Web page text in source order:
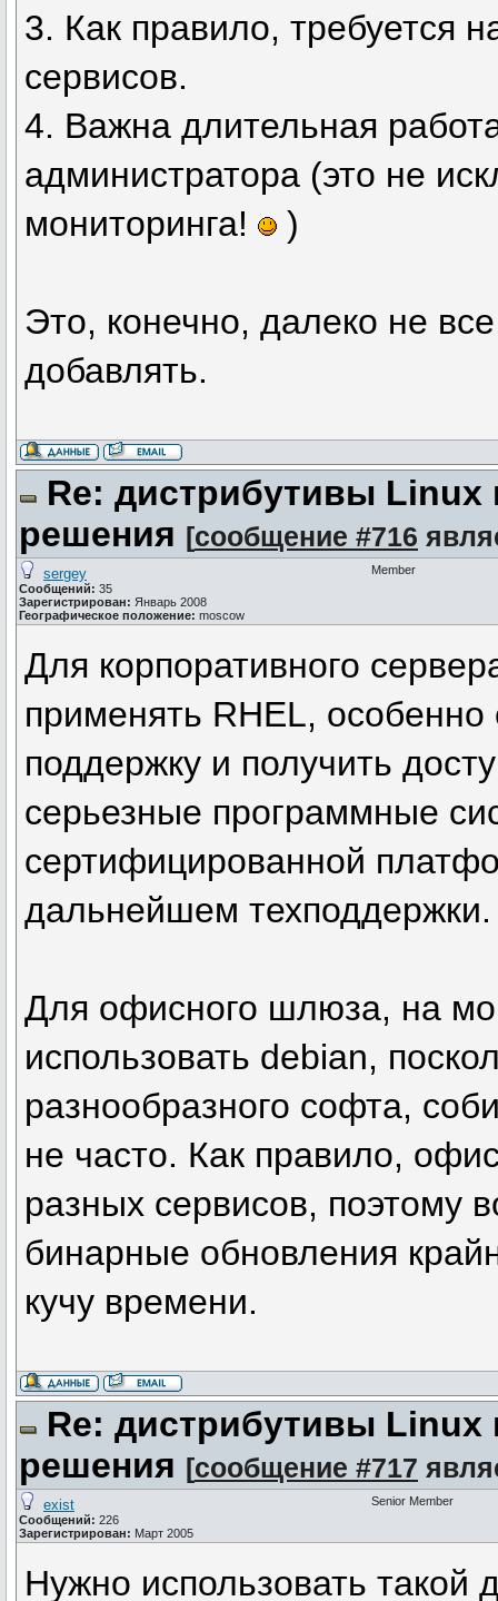
3. Как правило, требуется
сервисов.
4. Важна длительная
администратора (это не
мониторинга!
)
Это, конечно, далеко не
добавлять.
Re: дистрибутивы Linux
решения [сообщение #716
sergey
Сообщений: 35
Зарегистрирован: Январь 2008
Географическое положение: moscow
Member
Для корпоративного
применять RHEL,
поддержку и получить
серьезные программные
сертифицированной
дальнейшем
Для офисного шлюза, на
использовать debian,
разнообразного софта,
не часто. Как правило,
разных сервисов, поэтому
бинарные обновления
кучу времени.
Re: дистрибутивы Linux
решения [сообщение #717
exist
Сообщений: 226
Зарегистрирован: Март 2005
Senior Member
Нужно использовать такой